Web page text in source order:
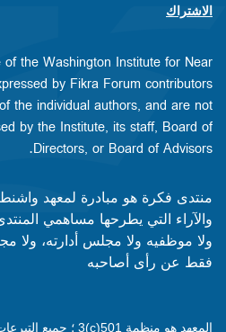
الاشتراك
the Washington Institute for Near
by Fikra Forum contributors
the individual authors, and are not
by the Institute, its staff, Board of
Directors, or Board of Advisors.​​
منتدى فكرة هو مبادرة لمعهد
والآراء التي يطرحها مساهمي
ولا موظفيه ولا مجلس أدارته، ولا
فقط عن رأى أصاحبه
المعهد هو منظمة 501(c)3 ؛ جميع التبرعات معفاة من الضرائب.